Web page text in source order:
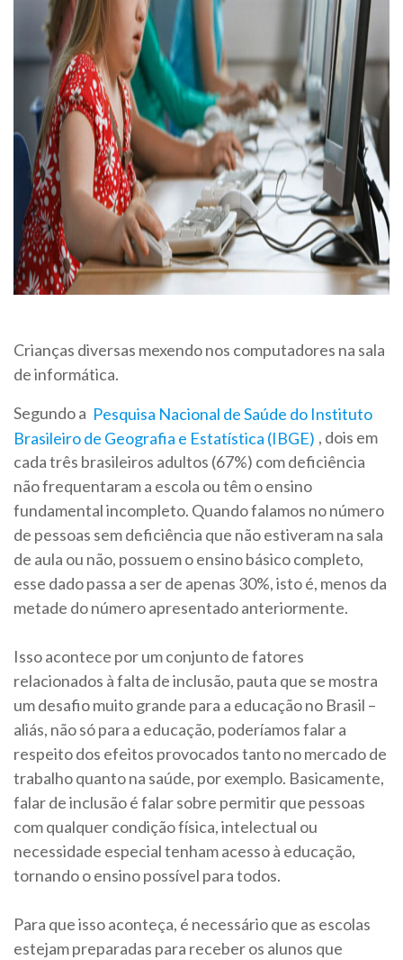
Crianças diversas mexendo nos computadores na sala
de informática.
Segundo a Pesquisa Nacional de Saúde do Instituto
Brasileiro de Geografia e Estatística (IBGE) , dois em
cada três brasileiros adultos (67%) com deficiência
não frequentaram a escola ou têm o ensino
fundamental incompleto. Quando falamos no número
de pessoas sem deficiência que não estiveram na sala
de aula ou não, possuem o ensino básico completo,
esse dado passa a ser de apenas 30%, isto é, menos da
metade do número apresentado anteriormente.
Isso acontece por um conjunto de fatores
relacionados à falta de inclusão, pauta que se mostra
um desafio muito grande para a educação no Brasil –
aliás, não só para a educação, poderíamos falar a
respeito dos efeitos provocados tanto no mercado de
trabalho quanto na saúde, por exemplo. Basicamente,
falar de inclusão é falar sobre permitir que pessoas
com qualquer condição física, intelectual ou
necessidade especial tenham acesso à educação,
tornando o ensino possível para todos.
Para que isso aconteça, é necessário que as escolas
estejam preparadas para receber os alunos que